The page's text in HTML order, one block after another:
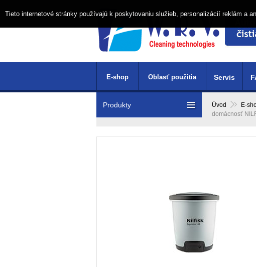
Úvod E-
domácnosť
Produkty
E-shop Oblasť použitia Servis
Tieto internetové stránky používajú k poskytovaniu služieb, personalizácií reklám a